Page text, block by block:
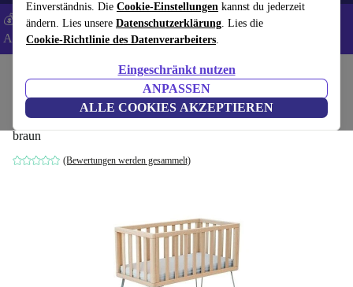
Einverständnis. Die Cookie-Einstellungen kannst du jederzeit
ändern. Lies unsere Datenschutzerklärung. Lies die
Cookie-Richtlinie des Datenverarbeiters.
Eingeschränkt nutzen
ANPASSEN
ALLE COOKIES AKZEPTIEREN
💰 Extra -8% auf Samsung- und Google-Smartphones - Code:
ANDROID8 -AGB
Kinderbetten
Jurababy Wiege Only Scandicraft Buche
braun
(Bewertungen werden gesammelt)